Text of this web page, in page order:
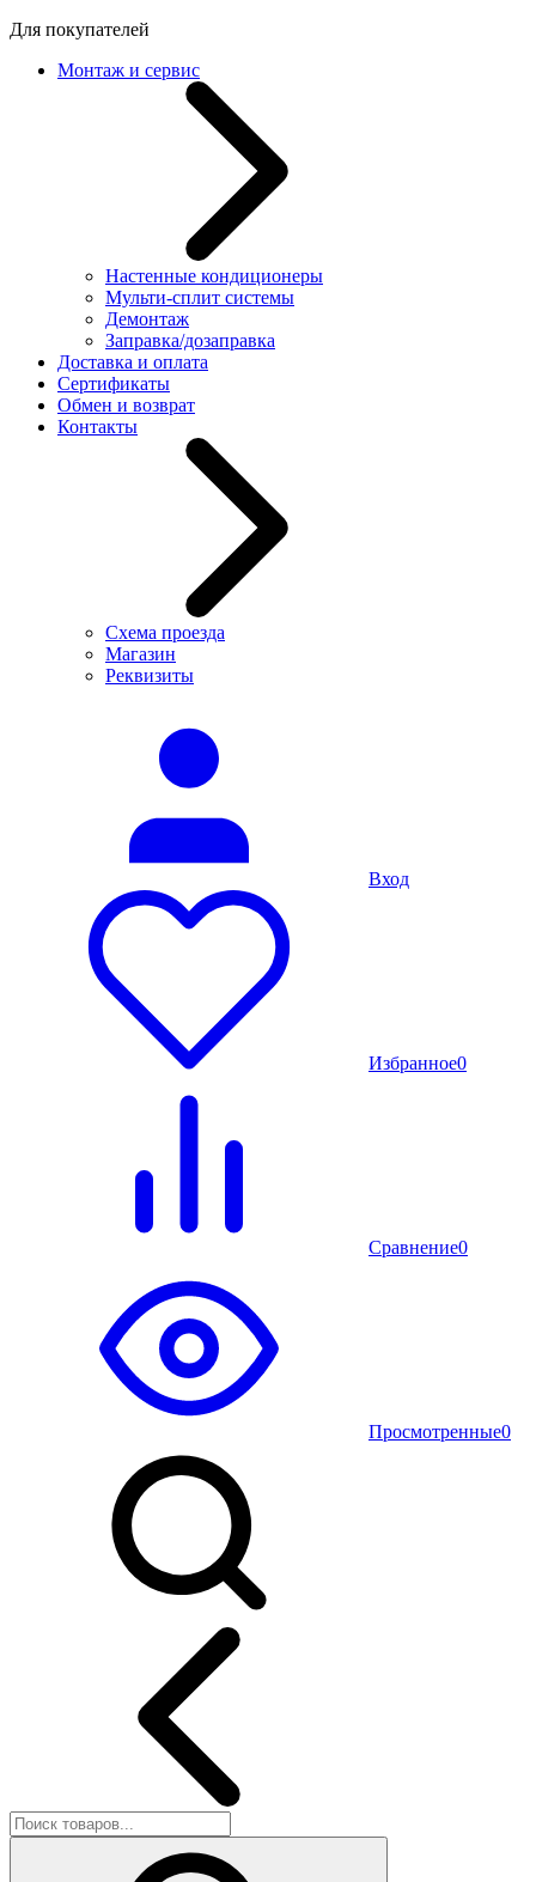
Для покупателей
Монтаж и сервис
Настенные кондиционеры
Мульти-сплит системы
Демонтаж
Заправка/дозаправка
Доставка и оплата
Сертификаты
Обмен и возврат
Контакты
Схема проезда
Магазин
Реквизиты
Вход
Избранное0
Сравнение0
Просмотренные0